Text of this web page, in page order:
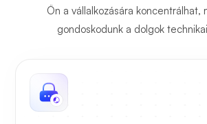
Ön a vállalkozására koncentrálhat,
gondoskodunk a dolgok